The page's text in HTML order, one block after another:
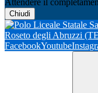
Attendere il
Chiudi
Roseto degli Abruzzi
FacebookYoutube